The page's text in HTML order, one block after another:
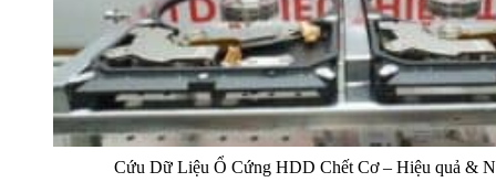
Cứu Dữ Liệu Ổ Cứng HDD Chết Cơ – Hiệu quả &